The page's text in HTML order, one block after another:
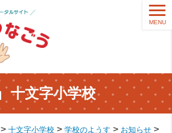
十文字小学校
MENU
>十文字小学校 >学校のようす > お知らせ >